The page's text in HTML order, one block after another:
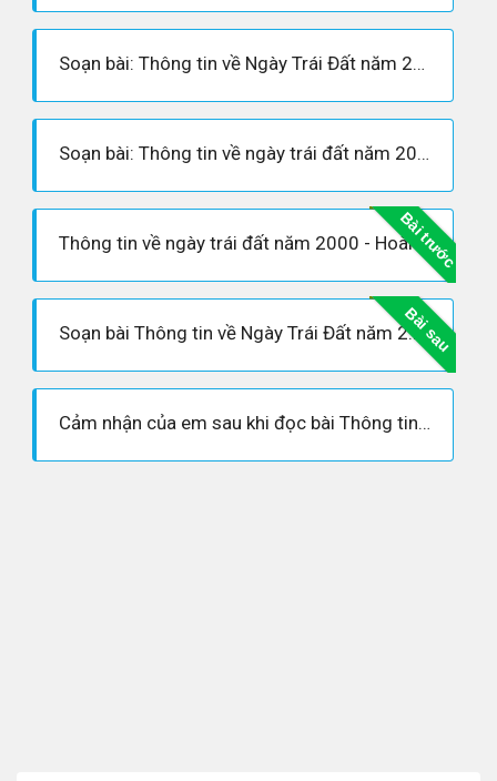
Soạn bài: Thông tin về Ngày Trái Đất năm 2000
Soạn bài: Thông tin về ngày trái đất năm 2000 (siêu ngắn)
Bài trước
Thông tin về ngày trái đất năm 2000 - Hoàn cảnh sáng tác, Dàn ý phân tích tác phẩm
Bài sau
Soạn bài Thông tin về Ngày Trái Đất năm 2000 - Ngữ văn 8
Cảm nhận của em sau khi đọc bài Thông tin về ngày trái đất năm 2000